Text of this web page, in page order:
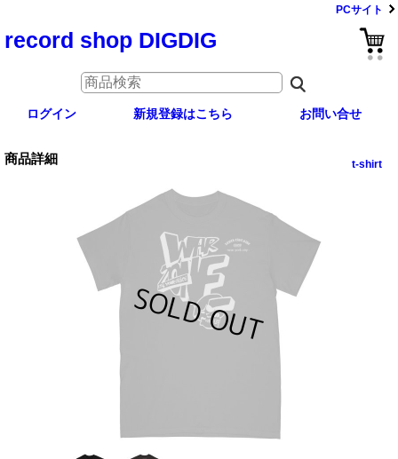
PCサイト
record shop DIGDIG
ログイン 新規登録はこちら お問い合せ
商品詳細 t-shirt